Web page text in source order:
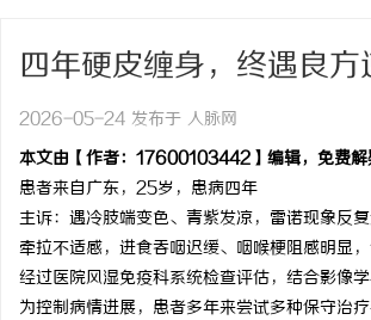
四年硬皮缠身，终遇良方
2026-05-24 发布于 人脉网
本文由【作者：17600103442】编辑，免费解
患者来自广东，25岁，患病四年
主诉：遇冷肢端变色、青紫发凉，雷诺现象反
牵拉不适感，进食吞咽迟缓、咽喉梗阻感明显
经过医院风湿免疫科系统检查评估，结合影像
为控制病情进展，患者多年来尝试多种保守治